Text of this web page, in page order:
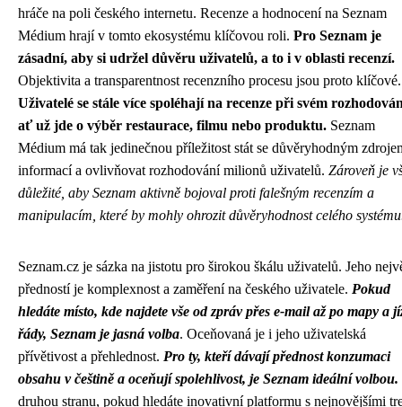
hráče na poli českého internetu. Recenze a hodnocení na Seznam
Médium hrají v tomto ekosystému klíčovou roli. Pro Seznam je
zásadní, aby si udržel důvěru uživatelů, a to i v oblasti recenzí.
Objektivita a transparentnost recenzního procesu jsou proto klíčové.
Uživatelé se stále více spoléhají na recenze při svém
ať už jde o výběr restaurace, filmu nebo produktu. Seznam
Médium má tak jedinečnou příležitost stát se důvěryhodným
informací a ovlivňovat rozhodování milionů uživatelů. Zároveň je
důležité, aby Seznam aktivně bojoval proti falešným recenzím a
manipulacím, které by mohly ohrozit důvěryhodnost celého
Seznam.cz je sázka na jistotu pro širokou škálu uživatelů. Jeho
předností je komplexnost a zaměření na českého uživatele. Pokud
hledáte místo, kde najdete vše od zpráv přes e-mail až po mapy a
řády, Seznam je jasná volba. Oceňovaná je i jeho uživatelská
přívětivost a přehlednost. Pro ty, kteří dávají přednost konzumaci
obsahu v češtině a oceňují spolehlivost, je Seznam ideální volbou.
druhou stranu, pokud hledáte inovativní platformu s nejnovějšími